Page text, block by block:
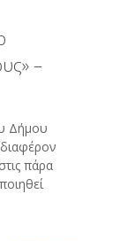
–
Δήμου
πάρα